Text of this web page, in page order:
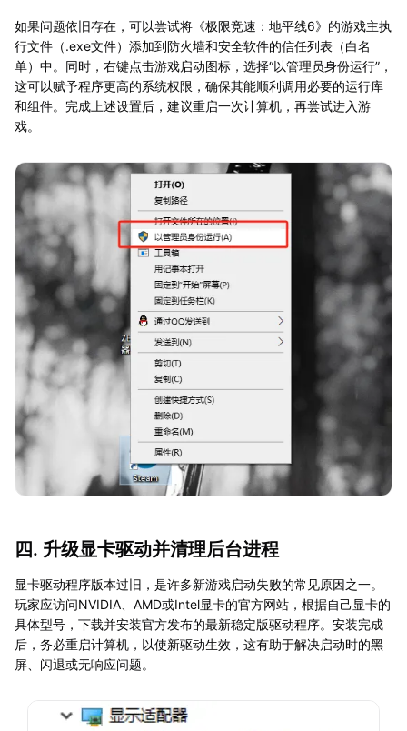
如果问题依旧存在，可以尝试将《极限竞速：地平线6》的游戏主执
行文件（.exe文件）添加到防火墙和安全软件的信任列表（白名
单）中。同时，右键点击游戏启动图标，选择“以管理员身份运行”，
这可以赋予程序更高的系统权限，确保其能顺利调用必要的运行库
和组件。完成上述设置后，建议重启一次计算机，再尝试进入游
戏。
四. 升级显卡驱动并清理后台进程
显卡驱动程序版本过旧，是许多新游戏启动失败的常见原因之一。
玩家应访问NVIDIA、AMD或Intel显卡的官方网站，根据自己显卡的
具体型号，下载并安装官方发布的最新稳定版驱动程序。安装完成
后，务必重启计算机，以使新驱动生效，这有助于解决启动时的黑
屏、闪退或无响应问题。